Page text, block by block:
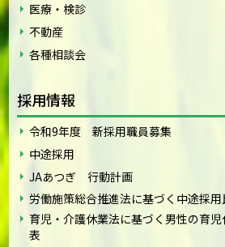
医療・検診
不動産
各種相談会
採用情報
令和9年度 新採用職員募集
中途採用
JAあつぎ 行動計画
労働施策総合推進法に基づく中途採
育児・介護休業法に基づく男性の育
表